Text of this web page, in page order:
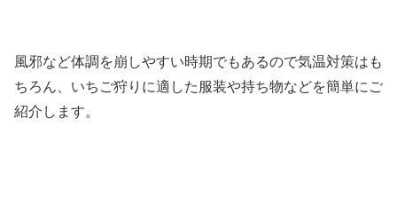
風邪など体調を崩しやすい時期でもあるので気温対策はも
ちろん、いちご狩りに適した服装や持ち物などを簡単にご
紹介します。